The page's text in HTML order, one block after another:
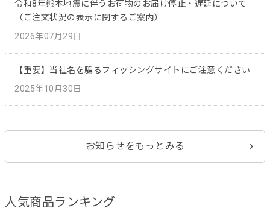
令和8年熊本地震に伴うお荷物のお届け停止・遅延について
（ご注文状況の表示に関するご案内）
2026年07月29日
【重要】当社名を騙るフィッシングサイトにご注意ください
2025年10月30日
お知らせをもっとみる
人気商品ランキング